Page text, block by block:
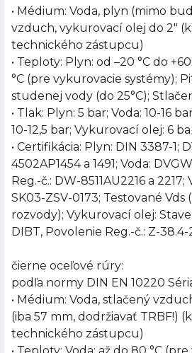
• Médium: Voda, plyn (mimo
vzduch, vykurovací olej do 2"
technického zástupcu)
• Teploty: Plyn: od –20 °C do
°C (pre vykurovacie systémy);
studenej vody (do 25°C);
• Tlak: Plyn: 5 bar; Voda: 10-16
10-12,5 bar; Vykurovací olej: 6
• Certifikácia: Plyn: DIN 3387-1;
4502AP1454 a 1491; Voda:
Reg.-č.: DW-8511AU2216 a
SK03-ZSV-0173; Testované Vds
rozvody); Vykurovací olej:
DIBT, Povolenie Reg.-č.: Z-38.4-
čierne oceľové rúry:
podľa normy DIN EN 10220
• Médium: Voda, stlačený
(iba 57 mm, dodržiavať TRBF!)
technického zástupcu)